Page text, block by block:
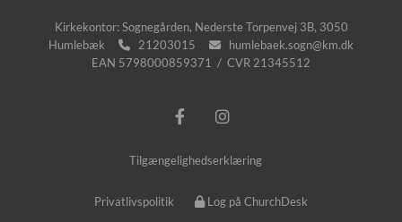
Kirkekontor: Sognegården, Nederste Torpenvej 3B, 3050
Humlebæk
 21203015 
humlebaek.sogn@km.dk
EAN 5798000859371 / CVR 21345512
Tilgængelighedserklæring
Privatlivspolitik Log på ChurchDesk